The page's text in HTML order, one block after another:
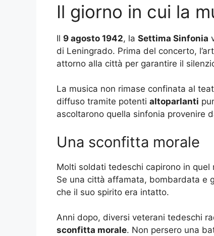
Il giorno in cui la
Il 9 agosto 1942, la Settima Sinfonia
di Leningrado. Prima del concerto,
attorno alla città per garantire il
La musica non rimase confinata al
diffuso tramite potenti altoparlanti
ascoltarono quella sinfonia provenire
Una sconfitta morale
Molti soldati tedeschi capirono in
Se una città affamata, bombardata e
che il suo spirito era intatto.
Anni dopo, diversi veterani tedeschi
sconfitta morale. Non persero una